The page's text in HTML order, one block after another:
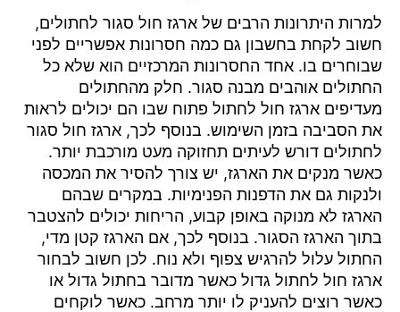
למרות היתרונות הרבים של ארגז חול סגור לחתולים,
חשוב לקחת בחשבון גם כמה חסרונות אפשריים לפני
שבוחרים בו. אחד החסרונות המרכזיים הוא שלא כל
החתולים אוהבים מבנה סגור. חלק מהחתולים
מעדיפים ארגז חול לחתול פתוח שבו הם יכולים לראות
את הסביבה בזמן השימוש. בנוסף לכך, ארגז חול סגור
לחתולים דורש לעיתים תחזוקה מעט מורכבת יותר.
כאשר מנקים את הארגז, יש צורך להסיר את המכסה
ולנקות גם את הדפנות הפנימיות. במקרים שבהם
הארגז לא מנוקה באופן קבוע, הריחות יכולים להצטבר
בתוך הארגז הסגור. בנוסף לכך, אם הארגז קטן מדי,
החתול עלול להרגיש צפוף ולא נוח. לכן חשוב לבחור
ארגז חול לחתול גדול כאשר מדובר בחתול גדול או
כאשר רוצים להעניק לו יותר מרחב. כאשר לוקחים